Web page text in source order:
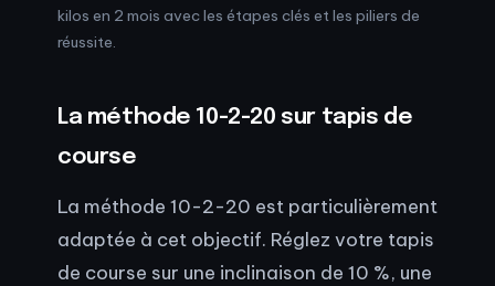
kilos en 2 mois avec les étapes clés et les piliers de
réussite.
La méthode 10-2-20 sur tapis de
course
La méthode 10-2-20 est particulièrement
adaptée à cet objectif. Réglez votre tapis
de course sur une inclinaison de 10 %, une